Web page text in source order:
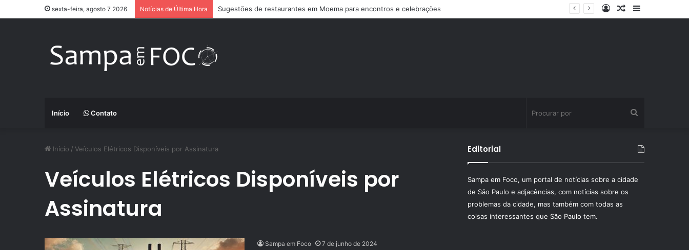
sexta-feira, agosto 7 2026 Notícias de Última Hora Sugestões de restaurantes em Moema para encontros e celebrações
Barra
Artigo
Entrar
Início Contato
por
Início / Veículos Elétricos Disponíveis por Assinatura
Veículos Elétricos Disponíveis por
Assinatura
Sampa em Foco 7 de junho de 2024
Editorial
Sampa em Foco, um portal de notícias sobre a cidade
de São Paulo e adjacências, com notícias sobre os
problemas da cidade, mas também com todas as
coisas interessantes que São Paulo tem.